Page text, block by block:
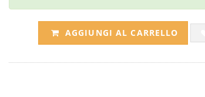
AGGIUNGI AL CARRELLO